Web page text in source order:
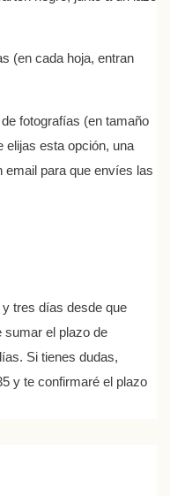
(en cada hoja, entran
fotografías (en tamaño
elijas esta opción, una
email para que envíes las
tres días desde que
sumar el plazo de
Si tienes dudas,
y te confirmaré el plazo